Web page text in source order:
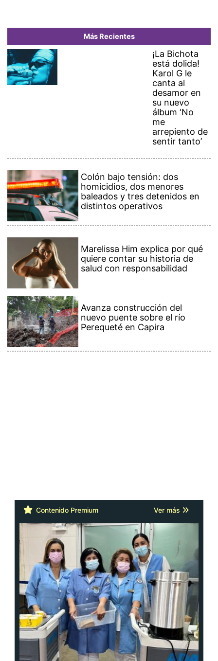
Más Recientes
¡La Bichota
está dolida!
Karol G le
canta al
desamor en
su nuevo
álbum ‘No
me
arrepiento de
sentir tanto’
Colón bajo tensión: dos
homicidios, dos menores
baleados y tres detenidos en
distintos operativos
Marelissa Him explica por qué
quiere contar su historia de
salud con responsabilidad
Avanza construcción del
nuevo puente sobre el río
Perequeté en Capira
Contenido Premium Ver más